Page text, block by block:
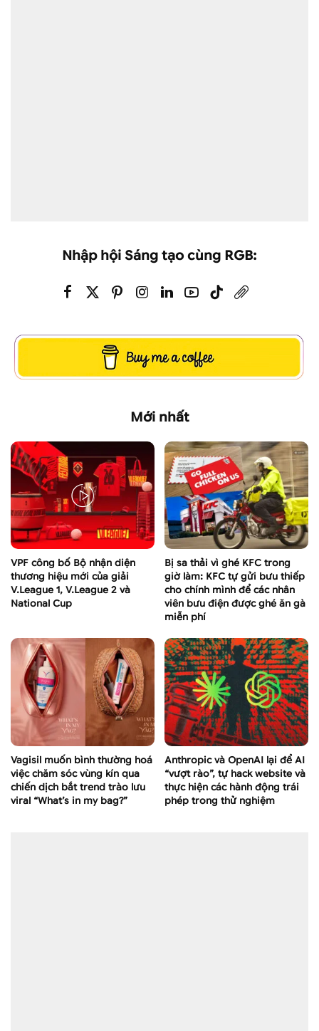
Nhập hội Sáng tạo cùng RGB:
Mới nhất
VPF công bố Bộ nhận diện
thương hiệu mới của giải
V.League 1, V.League 2 và
National Cup
Bị sa thải vì ghé KFC trong
giờ làm: KFC tự gửi bưu thiếp
cho chính mình để các nhân
viên bưu điện được ghé ăn gà
miễn phí
Vagisil muốn bình thường hoá
việc chăm sóc vùng kín qua
chiến dịch bắt trend trào lưu
viral “What’s in my bag?”
Anthropic và OpenAI lại để AI
“vượt rào”, tự hack website và
thực hiện các hành động trái
phép trong thử nghiệm